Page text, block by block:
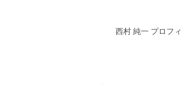
西村 純一 プロフ